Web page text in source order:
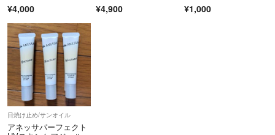
ル N セット
¥4,000 しっとり/無香料 50g
¥4,900 ¥1,000
日焼け止め/サンオイル
アネッサパーフェクト